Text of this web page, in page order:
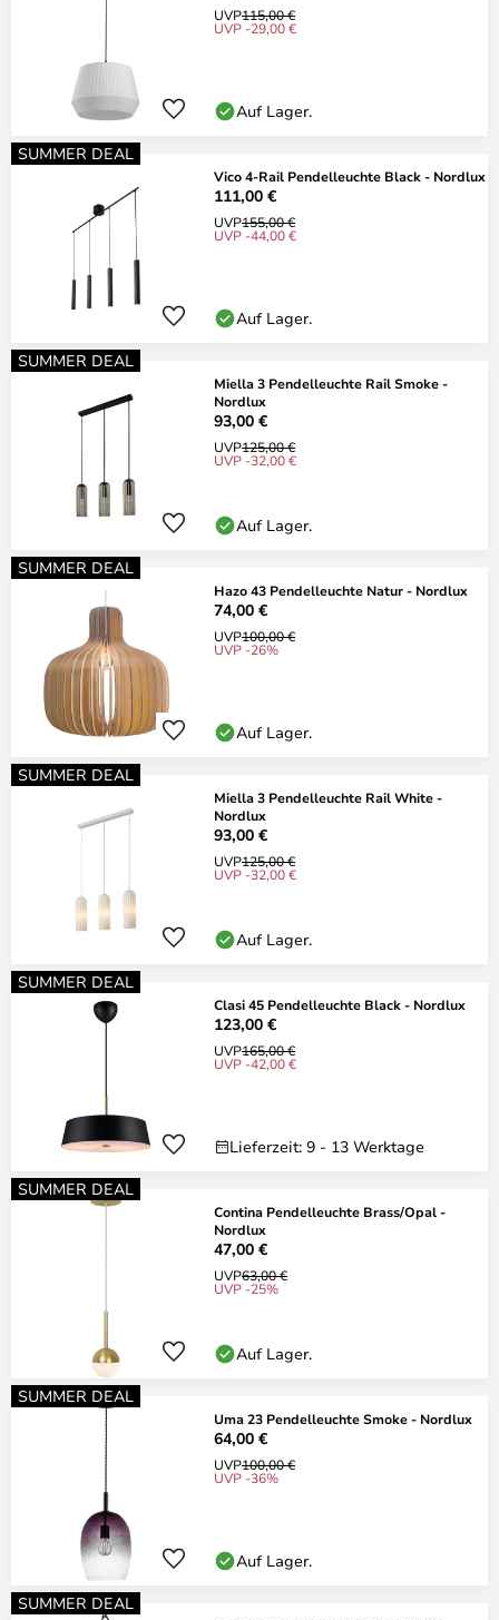
UVP115,00 €
UVP -29,00 €
Auf Lager.
SUMMER DEAL
Vico 4-Rail Pendelleuchte Black - Nordlux
111,00 €
UVP155,00 €
UVP -44,00 €
Auf Lager.
SUMMER DEAL
Miella 3 Pendelleuchte Rail Smoke -
Nordlux
93,00 €
UVP125,00 €
UVP -32,00 €
Auf Lager.
SUMMER DEAL
Hazo 43 Pendelleuchte Natur - Nordlux
74,00 €
UVP100,00 €
UVP -26%
Auf Lager.
SUMMER DEAL
Miella 3 Pendelleuchte Rail White -
Nordlux
93,00 €
UVP125,00 €
UVP -32,00 €
Auf Lager.
SUMMER DEAL
Clasi 45 Pendelleuchte Black - Nordlux
123,00 €
UVP165,00 €
UVP -42,00 €
Lieferzeit: 9 - 13 Werktage
SUMMER DEAL
Contina Pendelleuchte Brass/Opal -
Nordlux
47,00 €
UVP63,00 €
UVP -25%
Auf Lager.
SUMMER DEAL
Uma 23 Pendelleuchte Smoke - Nordlux
64,00 €
UVP100,00 €
UVP -36%
Auf Lager.
SUMMER DEAL